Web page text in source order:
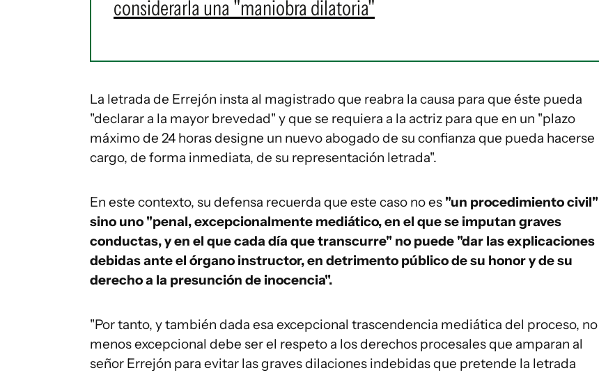
considerarla una "maniobra dilatoria"
La letrada de Errejón insta al magistrado que reabra la causa para que éste pueda
"declarar a la mayor brevedad" y que se requiera a la actriz para que en un "plazo
máximo de 24 horas designe un nuevo abogado de su confianza que pueda hacerse
cargo, de forma inmediata, de su representación letrada".
En este contexto, su defensa recuerda que este caso no es "un procedimiento civil"
sino uno "penal, excepcionalmente mediático, en el que se imputan graves
conductas, y en el que cada día que transcurre" no puede "dar las explicaciones
debidas ante el órgano instructor, en detrimento público de su honor y de su
derecho a la presunción de inocencia".
"Por tanto, y también dada esa excepcional trascendencia mediática del proceso, no
menos excepcional debe ser el respeto a los derechos procesales que amparan al
señor Errejón para evitar las graves dilaciones indebidas que pretende la letrada